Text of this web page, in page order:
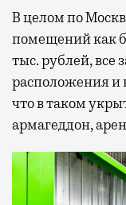
В целом по
помещений как
тыс. рублей, все
расположения и
что в таком
армагеддон,